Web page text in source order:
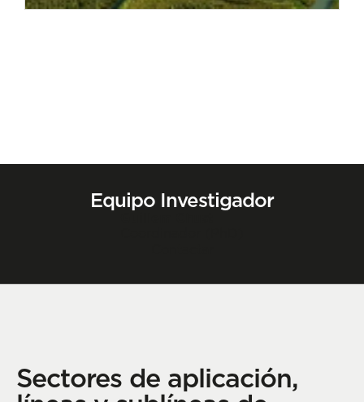
Equipo Investigador
Sectores de aplicación,